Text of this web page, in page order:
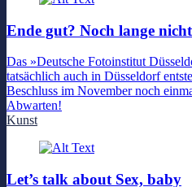
Ende gut? Noch lange
Das »Deutsche Fotoinstitut
tatsächlich auch in Düsseldorf
Beschluss im November noch
Abwarten!
Kunst
Let’s talk about Sex, baby